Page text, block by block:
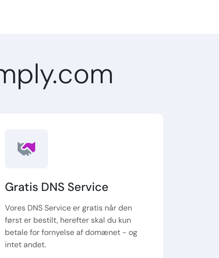
Gratis DNS Service
Vores DNS Service er gratis når den
først er bestilt, herefter skal du kun
betale for fornyelse af domænet - og
intet andet.